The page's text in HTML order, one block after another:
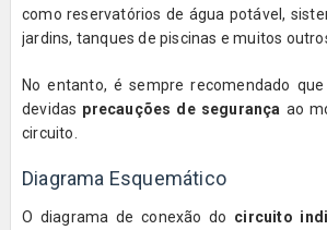
como reservatórios de água potável,
jardins, tanques de piscinas e muitos
No entanto, é sempre recomendado
devidas precauções de segurança ao
circuito.
Diagrama Esquemático
O diagrama de conexão do circuito